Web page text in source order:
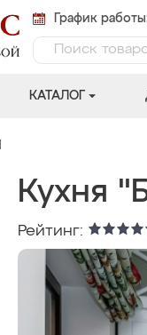
График
КАТАЛОГ
Кухня
Рейтинг: